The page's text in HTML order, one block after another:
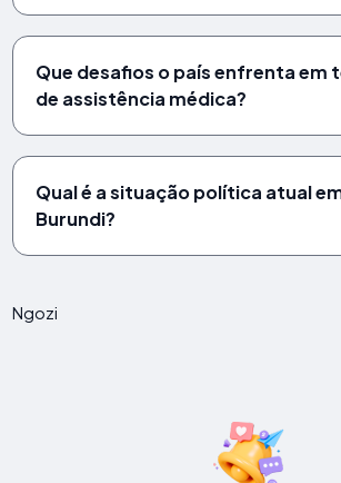
Que desafios o país enfrenta em
de assistência médica?
Qual é a situação política atual
Burundi?
Ngozi